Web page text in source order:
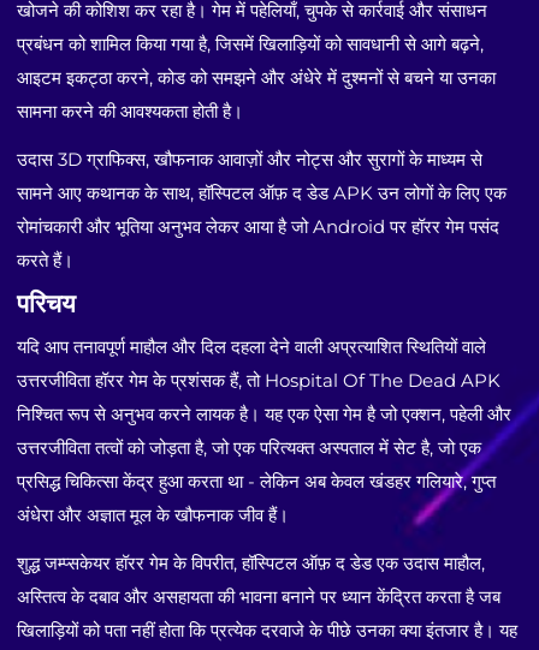
खोजने की कोशिश कर रहा है। गेम में पहेलियाँ, चुपके से कार्रवाई और संसाधन
प्रबंधन को शामिल किया गया है, जिसमें खिलाड़ियों को सावधानी से आगे बढ़ने,
आइटम इकट्ठा करने, कोड को समझने और अंधेरे में दुश्मनों से बचने या उनका
सामना करने की आवश्यकता होती है।
उदास 3D ग्राफिक्स, खौफनाक आवाज़ों और नोट्स और सुरागों के माध्यम से
सामने आए कथानक के साथ, हॉस्पिटल ऑफ़ द डेड APK उन लोगों के लिए एक
रोमांचकारी और भूतिया अनुभव लेकर आया है जो Android पर हॉरर गेम पसंद
करते हैं।
परिचय
यदि आप तनावपूर्ण माहौल और दिल दहला देने वाली अप्रत्याशित स्थितियों वाले
उत्तरजीविता हॉरर गेम के प्रशंसक हैं, तो Hospital Of The Dead APK
निश्चित रूप से अनुभव करने लायक है। यह एक ऐसा गेम है जो एक्शन, पहेली और
उत्तरजीविता तत्वों को जोड़ता है, जो एक परित्यक्त अस्पताल में सेट है, जो एक
प्रसिद्ध चिकित्सा केंद्र हुआ करता था - लेकिन अब केवल खंडहर गलियारे, गुप्त
अंधेरा और अज्ञात मूल के खौफनाक जीव हैं।
शुद्ध जम्प्सकेयर हॉरर गेम के विपरीत, हॉस्पिटल ऑफ़ द डेड एक उदास माहौल,
अस्तित्व के दबाव और असहायता की भावना बनाने पर ध्यान केंद्रित करता है जब
खिलाड़ियों को पता नहीं होता कि प्रत्येक दरवाजे के पीछे उनका क्या इंतजार है। यह